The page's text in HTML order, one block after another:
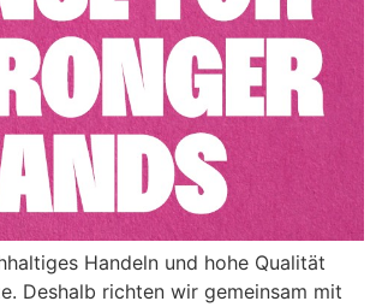
Handeln und hohe Qualität
Deshalb richten wir gemeinsam mit